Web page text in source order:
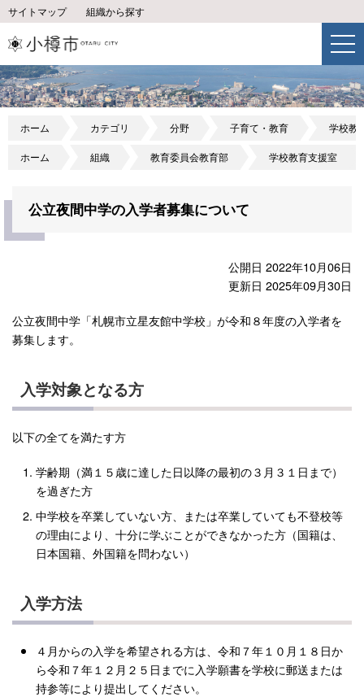
サイトマップ 組織から探す
ホーム カテゴリ 分野 子育て・教育 学校教
ホーム 組織 教育委員会教育部 学校教育支援室
公立夜間中学の入学者募集について
公開日 2022年10月06日
更新日 2025年09月30日
公立夜間中学「札幌市立星友館中学校」が令和８年度の入学者を
募集します。
入学対象となる方
以下の全てを満たす方
学齢期（満１５歳に達した日以降の最初の３月３１日まで）
を過ぎた方
中学校を卒業していない方、または卒業していても不登校等
の理由により、十分に学ぶことができなかった方（国籍は、
日本国籍、外国籍を問わない）
入学方法
４月からの入学を希望される方は、令和７年１０月１８日か
ら令和７年１２月２５日までに入学願書を学校に郵送または
持参等により提出してください。